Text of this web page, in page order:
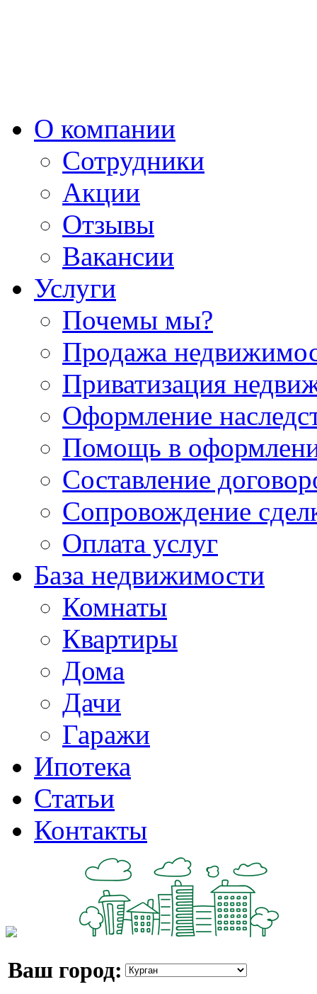
О компании
Сотрудники
Акции
Отзывы
Вакансии
Услуги
Почемы мы?
Продажа
Приватизация
Оформление
Помощь в
Составление
Сопровождение
Оплата услуг
База недвижимости
Комнаты
Квартиры
Дома
Дачи
Гаражи
Ипотека
Статьи
Контакты
Ваш город: